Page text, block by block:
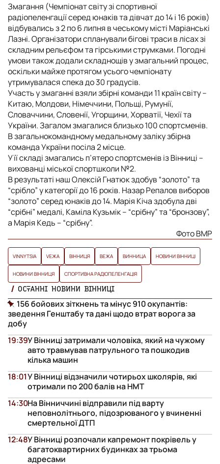
Змагання (Чемпіонат світу зі спортивної
радіопеленгації серед юнаків та дівчат до 14 і 16 років)
відбувались з 2 по 6 липня в чеському місті Маріанські
Лазні. Організатори спланували бігові траси в лісах зі
складним рельєфом та гірськими струмками. Погодні
умови також додали складнощів у змагальний процес,
оскільки майже протягом усього чемпіонату
утримувалася спека до 30 градусів.
Участь у змаганні взяли збірні команди 11 країн світу –
Китаю, Молдови, Німеччини, Польщі, Румунії,
Словаччини, Словенії, Угорщини, Хорватії, Чехії та
України. Загалом змагалися близько 100 спортсменів.
В загальнокомандному медальному заліку збірна
команда України посіла 2 місце.
У її складі змагались п’ятеро спортсменів із Вінниці –
вихованці міської спортшколи №2.
В результаті наш Олексій Гнатюк здобув “золото” та
“срібло” у категорії до 16 років. Назар Репалов виборов
“золото” серед юнаків до 14. Марія Кіча здобула дві
“срібні” медалі, Каміла Кузьмік – “срібну” та “бронзову”,
а Марія Кедь – “срібну”.
Фото ВМР
VINNYTSIA VЕЖА ВІННИЦЯ ВЕЖА ВИННИЦА НОВИНИ ВІННИЦІ
НОВИНИ ВІННИЦЯ СПОРТИВНА РАДІОПЕЛЕНГАЦІЯ
ОСТАННІ НОВИНИ ВІННИЦІ
156 бойових зіткнень та мінус 910 окупантів:
зведення Генштабу та дані щодо втрат ворога за
добу
У Вінниці затримали чоловіка, який на чужому
авто травмував патрульного та пошкодив
кілька машин
19:39
У Вінниці відзначили чотирьох школярів, які
отримали по 200 балів на НМТ
18:01
На Вінниччині відправили під варту
неповнолітнього, підозрюваного у вчиненні
смертельної ДТП
14:30
У Вінниці розпочали капремонт покрівель у
багатоквартирних будинках за трьома
адресами
12:48